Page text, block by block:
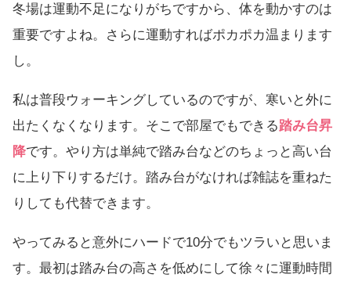
冬場は運動不足になりがちですから、体を動かすのは
重要ですよね。さらに運動すればポカポカ温まります
し。
私は普段ウォーキングしているのですが、寒いと外に
出たくなくなります。そこで部屋でもできる踏み台昇
降です。やり方は単純で踏み台などのちょっと高い台
に上り下りするだけ。踏み台がなければ雑誌を重ねた
りしても代替できます。
やってみると意外にハードで10分でもツラいと思いま
す。最初は踏み台の高さを低めにして徐々に運動時間